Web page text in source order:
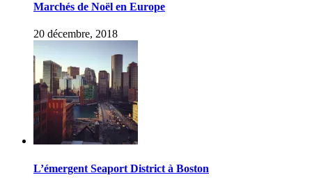
Marchés de Noël en Europe
20 décembre, 2018
L’émergent Seaport District à Boston